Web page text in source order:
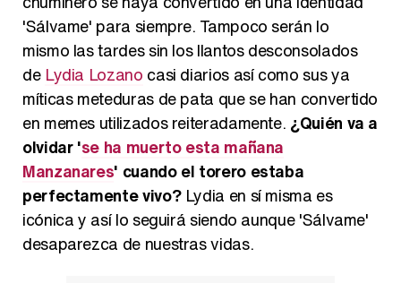
'Sálvame' para siempre. Tampoco serán lo
mismo las tardes sin los llantos desconsolados
de Lydia Lozano casi diarios así como sus ya
míticas meteduras de pata que se han convertido
en memes utilizados reiteradamente. ¿Quién va a
olvidar 'se ha muerto esta mañana
Manzanares' cuando el torero estaba
perfectamente vivo?Lydia en sí misma es
icónica y así lo seguirá siendo aunque 'Sálvame'
desaparezca de nuestras vidas.